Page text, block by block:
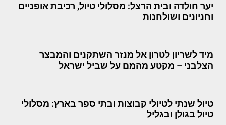
יער חולדה ובית הרצל: מסלולי טיול, רכיבת אופניים
וחניונים ושולחנות
מיד לשריון לטרון אל מנזר השתקנים והמבצר
הצלבני – מקטע מהמם על שביל ישראל
טיול שנתי לטיולי קבוצות ובתי ספר בארץ: מסלולי
טיול בגולן ובגליל